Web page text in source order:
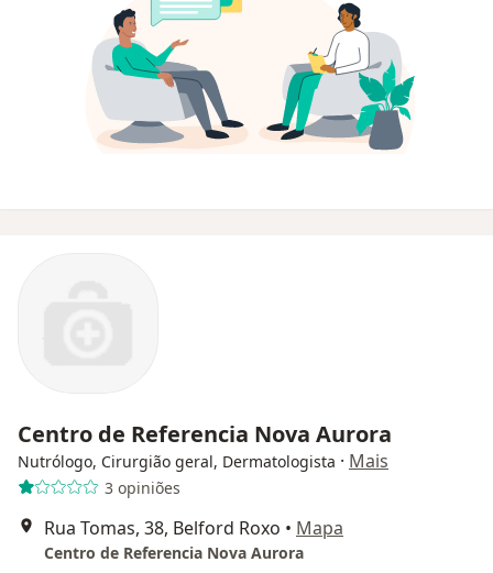
Centro de Referencia Nova Aurora
Nutrólogo, Cirurgião geral, Dermatologista · Mais
3 opiniões
Rua Tomas, 38, Belford Roxo • Mapa
Centro de Referencia Nova Aurora